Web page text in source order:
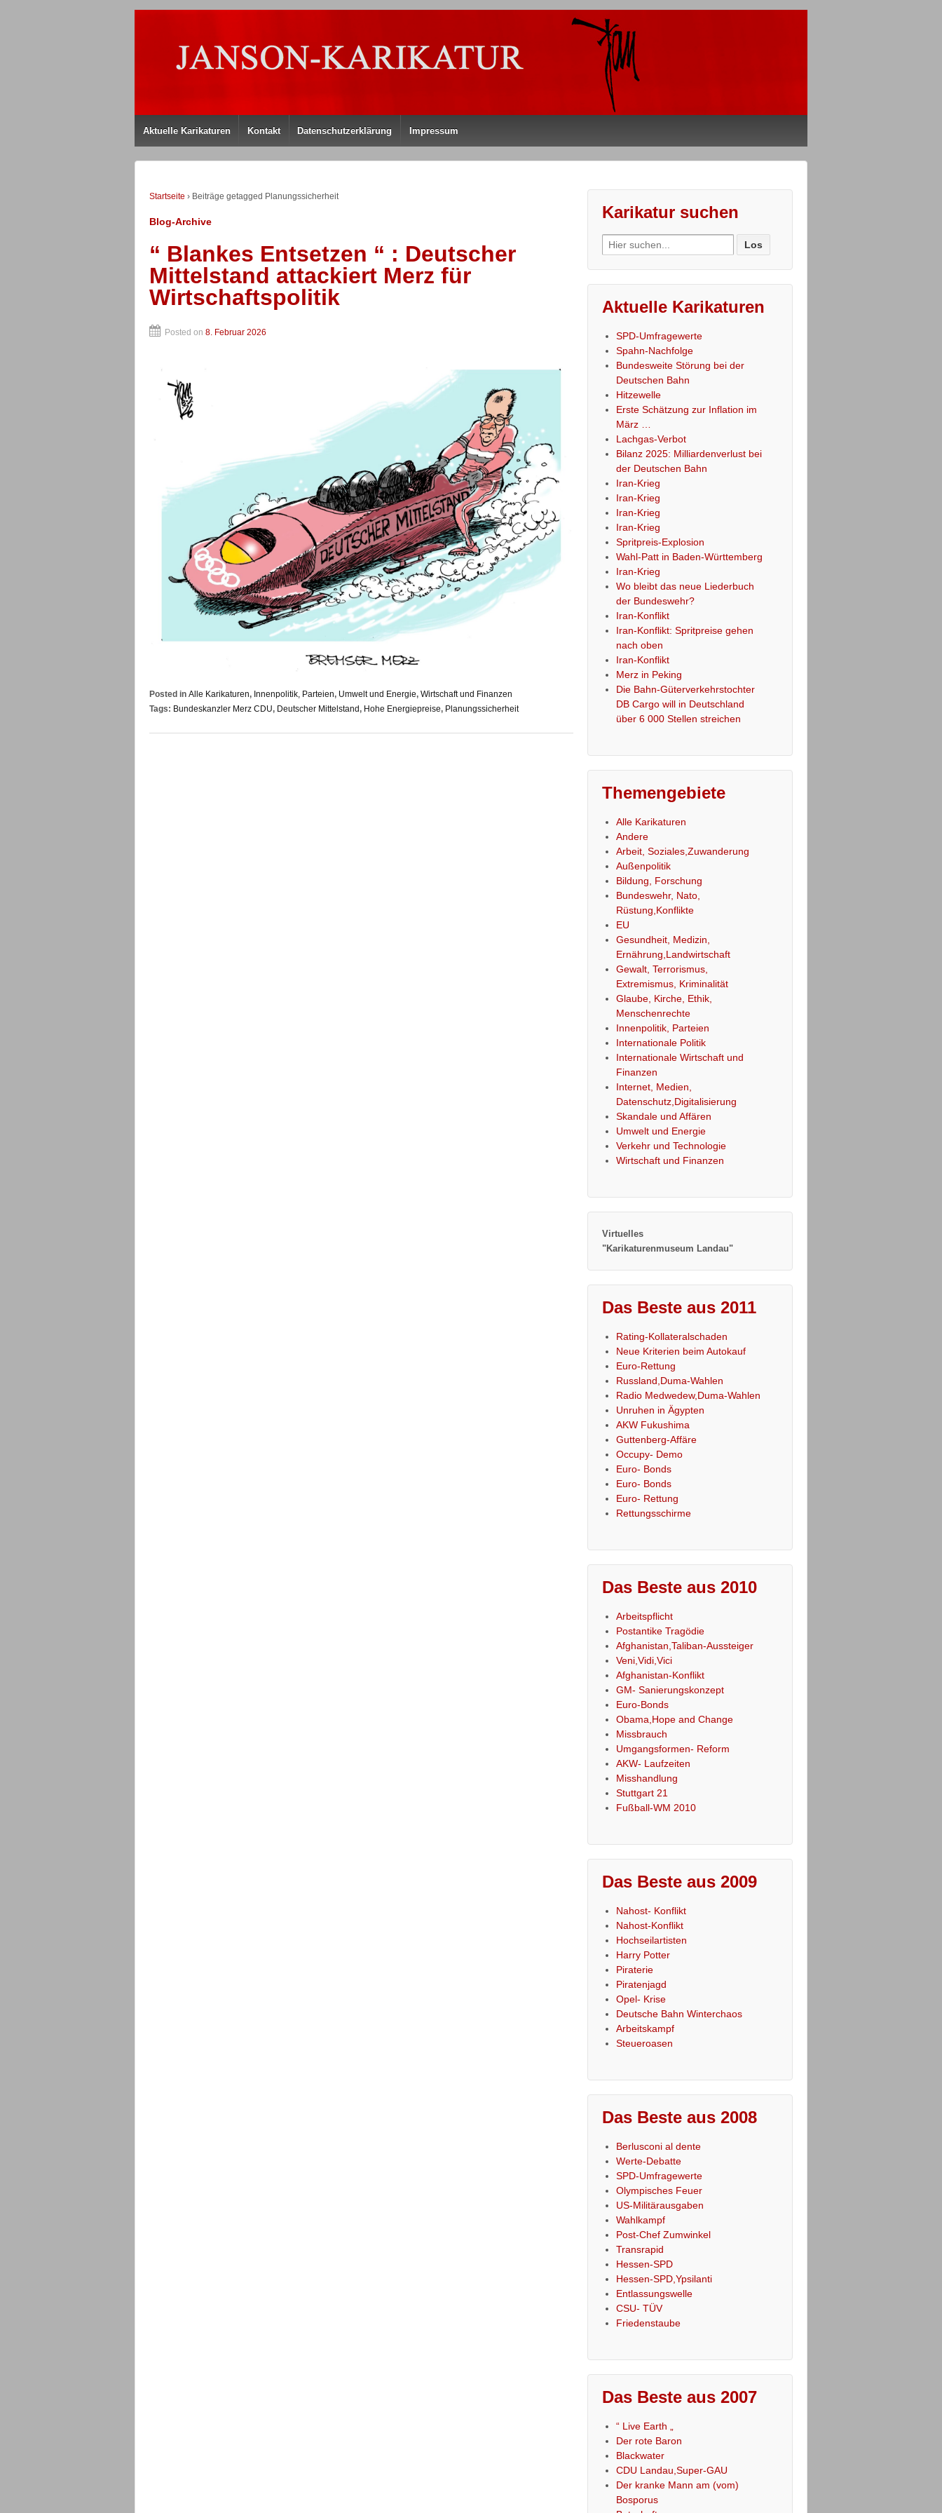
Aktuelle Karikaturen Kontakt Datenschutzerklärung Impressum
Startseite › Beiträge getagged Planungssicherheit
Blog-Archive
“ Blankes Entsetzen “ : Deutscher
Mittelstand attackiert Merz für
Wirtschaftspolitik
Posted on 8. Februar 2026
Posted in Alle Karikaturen, Innenpolitik, Parteien, Umwelt und Energie, Wirtschaft und Finanzen
Tags: Bundeskanzler Merz CDU, Deutscher Mittelstand, Hohe Energiepreise, Planungssicherheit
Karikatur suchen
Search
for:
Aktuelle Karikaturen
SPD-Umfragewerte
Spahn-Nachfolge
Bundesweite Störung bei der
Deutschen Bahn
Hitzewelle
Erste Schätzung zur Inflation im
März …
Lachgas-Verbot
Bilanz 2025: Milliardenverlust bei
der Deutschen Bahn
Iran-Krieg
Iran-Krieg
Iran-Krieg
Iran-Krieg
Spritpreis-Explosion
Wahl-Patt in Baden-Württemberg
Iran-Krieg
Wo bleibt das neue Liederbuch
der Bundeswehr?
Iran-Konflikt
Iran-Konflikt: Spritpreise gehen
nach oben
Iran-Konflikt
Merz in Peking
Die Bahn-Güterverkehrstochter
DB Cargo will in Deutschland
über 6 000 Stellen streichen
Themengebiete
Alle Karikaturen
Andere
Arbeit, Soziales,Zuwanderung
Außenpolitik
Bildung, Forschung
Bundeswehr, Nato,
Rüstung,Konflikte
EU
Gesundheit, Medizin,
Ernährung,Landwirtschaft
Gewalt, Terrorismus,
Extremismus, Kriminalität
Glaube, Kirche, Ethik,
Menschenrechte
Innenpolitik, Parteien
Internationale Politik
Internationale Wirtschaft und
Finanzen
Internet, Medien,
Datenschutz,Digitalisierung
Skandale und Affären
Umwelt und Energie
Verkehr und Technologie
Wirtschaft und Finanzen
Virtuelles
"Karikaturenmuseum Landau"
Das Beste aus 2011
Rating-Kollateralschaden
Neue Kriterien beim Autokauf
Euro-Rettung
Russland,Duma-Wahlen
Radio Medwedew,Duma-Wahlen
Unruhen in Ägypten
AKW Fukushima
Guttenberg-Affäre
Occupy- Demo
Euro- Bonds
Euro- Bonds
Euro- Rettung
Rettungsschirme
Das Beste aus 2010
Arbeitspflicht
Postantike Tragödie
Afghanistan,Taliban-Aussteiger
Veni,Vidi,Vici
Afghanistan-Konflikt
GM- Sanierungskonzept
Euro-Bonds
Obama,Hope and Change
Missbrauch
Umgangsformen- Reform
AKW- Laufzeiten
Misshandlung
Stuttgart 21
Fußball-WM 2010
Das Beste aus 2009
Nahost- Konflikt
Nahost-Konflikt
Hochseilartisten
Harry Potter
Piraterie
Piratenjagd
Opel- Krise
Deutsche Bahn Winterchaos
Arbeitskampf
Steueroasen
Das Beste aus 2008
Berlusconi al dente
Werte-Debatte
SPD-Umfragewerte
Olympisches Feuer
US-Militärausgaben
Wahlkampf
Post-Chef Zumwinkel
Transrapid
Hessen-SPD
Hessen-SPD,Ypsilanti
Entlassungswelle
CSU- TÜV
Friedenstaube
Das Beste aus 2007
“ Live Earth „
Der rote Baron
Blackwater
CDU Landau,Super-GAU
Der kranke Mann am (vom)
Bosporus